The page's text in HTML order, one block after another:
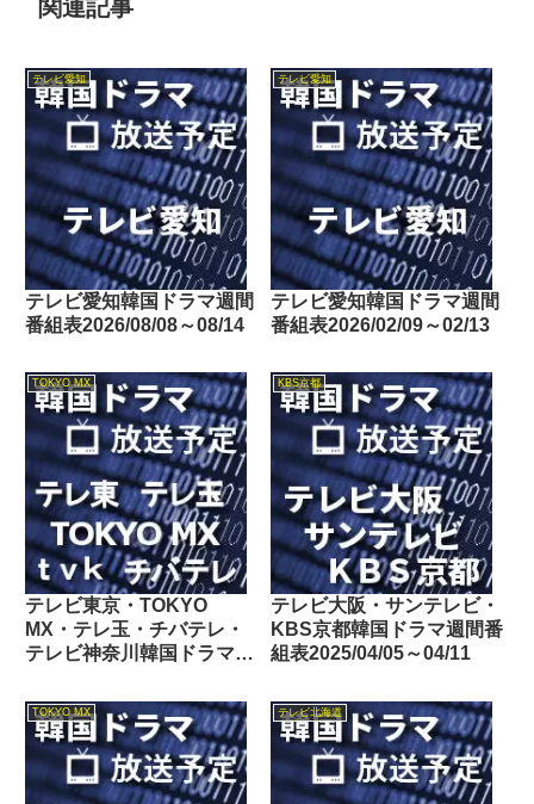
関連記事
テレビ愛知
テレビ愛知韓国ドラマ週間
番組表2026/08/08～08/14
テレビ愛知
テレビ愛知韓国ドラマ週間
番組表2026/02/09～02/13
TOKYO MX
テレビ東京・TOKYO
MX・テレ玉・チバテレ・
テレビ神奈川韓国ドラマ週
11/20
KBS京都
テレビ大阪・サンテレビ・
KBS京都韓国ドラマ週間番
組表2025/04/05～04/11
TOKYO MX テレビ北海道